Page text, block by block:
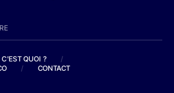
QUOI ?
/
/ CONTACT